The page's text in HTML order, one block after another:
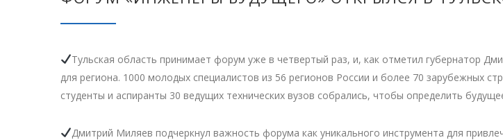
Тульская область принимает форум уже в четвертый раз, и, как отметил губернатор
для региона. 1000 молодых специалистов из 56 регионов России и более 70 зарубежных
студенты и аспиранты 30 ведущих технических вузов собрались, чтобы определить
Дмитрий Миляев подчеркнул важность форума как уникального инструмента для